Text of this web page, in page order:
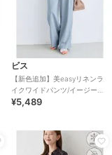
ビス
【新色追加】美easyリネンラ
イクワイドパンツ/イージーケ
ア・接触冷感・セットアップ
¥5,489